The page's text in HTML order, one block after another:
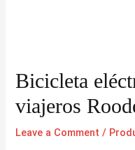
Bicicleta
viajeros
Leave a Comment /